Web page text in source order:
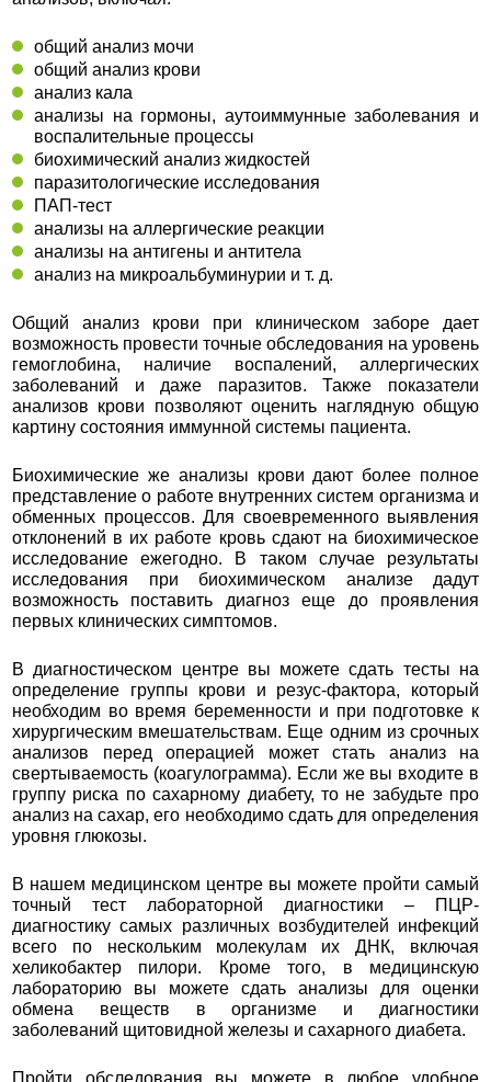
общий анализ мочи
общий анализ крови
анализ кала
анализы на гормоны, аутоиммунные заболевания и
воспалительные процессы
биохимический анализ жидкостей
паразитологические исследования
ПАП-тест
анализы на аллергические реакции
анализы на антигены и антитела
анализ на микроальбуминурии и т. д.
Общий анализ крови при клиническом заборе дает
возможность провести точные обследования на уровень
гемоглобина, наличие воспалений, аллергических
заболеваний и даже паразитов. Также показатели
анализов крови позволяют оценить наглядную общую
картину состояния иммунной системы пациента.
Биохимические же анализы крови дают более полное
представление о работе внутренних систем организма и
обменных процессов. Для своевременного выявления
отклонений в их работе кровь сдают на биохимическое
исследование ежегодно. В таком случае результаты
исследования при биохимическом анализе дадут
возможность поставить диагноз еще до проявления
первых клинических симптомов.
В диагностическом центре вы можете сдать тесты на
определение группы крови и резус-фактора, который
необходим во время беременности и при подготовке к
хирургическим вмешательствам. Еще одним из срочных
анализов перед операцией может стать анализ на
свертываемость (коагулограмма). Если же вы входите в
группу риска по сахарному диабету, то не забудьте про
анализ на сахар, его необходимо сдать для определения
уровня глюкозы.
В нашем медицинском центре вы можете пройти самый
точный тест лабораторной диагностики – ПЦР-
диагностику самых различных возбудителей инфекций
всего по нескольким молекулам их ДНК, включая
хеликобактер пилори. Кроме того, в медицинскую
лабораторию вы можете сдать анализы для оценки
обмена веществ в организме и диагностики
заболеваний щитовидной железы и сахарного диабета.
Пройти обследования вы можете в любое удобное